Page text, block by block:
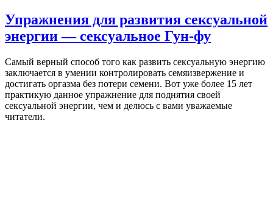
Упражнения для развития сексуальной
энергии — cексуальное Гун-фу
Самый верный способ того как развить сексуальную энергию
заключается в умении контролировать семяизвержение и
достигать оргазма без потери семени. Вот уже более 15 лет
практикую данное упражнение для поднятия своей
сексуальной энергии, чем и делюсь с вами уважаемые
читатели.